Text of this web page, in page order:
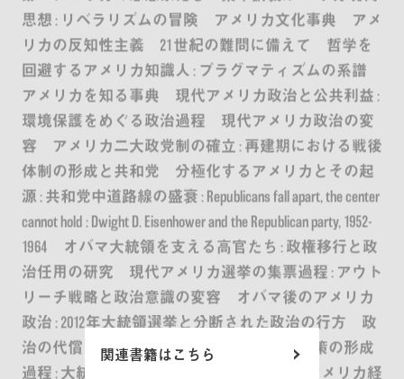
関連書籍はこちら
思想 : リベラリズムの冒険 アメリカ文化事典 アメ
リカの反知性主義 21世紀の難問に備えて 哲学を
回避するアメリカ知識人 : プラグマティズムの系譜
アメリカを知る事典 現代アメリカ政治と公共利益 :
環境保護をめぐる政治過程 現代アメリカ政治の変
容 アメリカ二大政党制の確立 : 再建期における戦後
体制の形成と共和党 分極化するアメリカとその起
源 : 共和党中道路線の盛衰 : Republicans fall apart, the center
cannot hold : Dwight D. Eisenhower and the Republican party, 1952-
1964 オバマ大統領を支える高官たち : 政権移行と政
治任用の研究 現代アメリカ選挙の集票過程 : アウト
リーチ戦略と政治意識の変容 オバマ後のアメリカ
政治 : 2012年大統領選挙と分断された政治の行方 政
治の代償 オバマの戦争 アメリカ環境政策の形成
過程 : 大統領環境諮問委員会の機能 現代アメリカ経